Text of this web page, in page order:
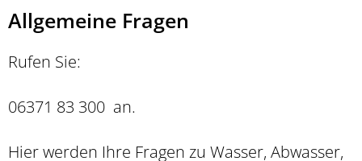
Allgemeine Fragen
Rufen Sie:
06371 83 300 an.
Hier werden Ihre Fragen zu Wasser, Abwasser,